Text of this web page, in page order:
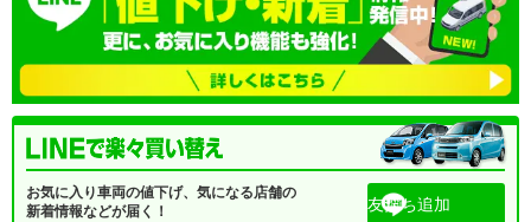
お気に入り車両の値下げ、気になる店舗の
新着情報などが届く！
友だち追加